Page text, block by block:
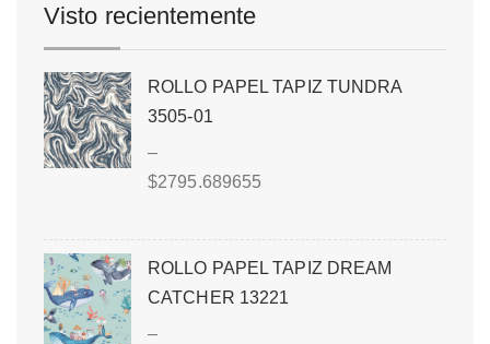
Visto recientemente
ROLLO PAPEL TAPIZ TUNDRA
3505-01
–
$2795.689655
ROLLO PAPEL TAPIZ DREAM
CATCHER 13221
–